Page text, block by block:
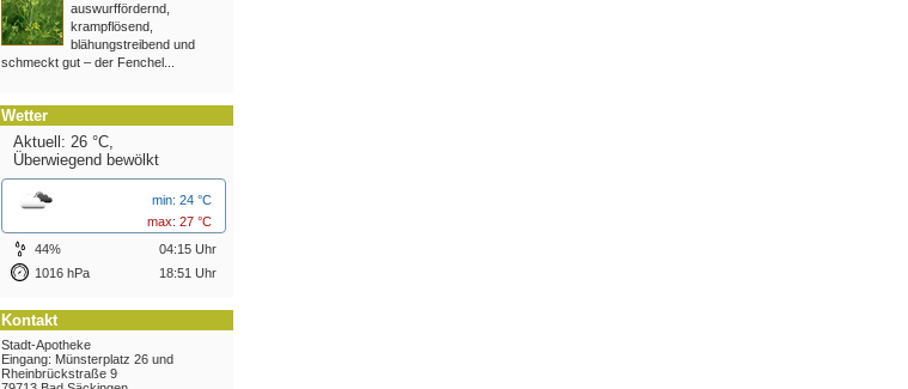
auswurffördernd,
krampflösend,
blähungstreibend und
schmeckt gut – der Fenchel...
Wetter
Aktuell: 26 °C,
Überwiegend bewölkt
min: 24 °C
max: 27 °C
44%
04:15 Uhr
1016 hPa
18:51 Uhr
Kontakt
Stadt-Apotheke
Eingang: Münsterplatz 26 und
Rheinbrückstraße 9